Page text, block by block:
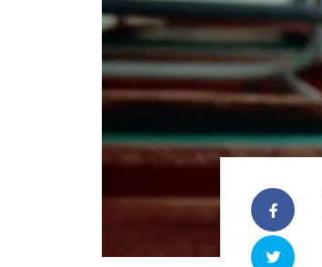
Facebook
Twitter